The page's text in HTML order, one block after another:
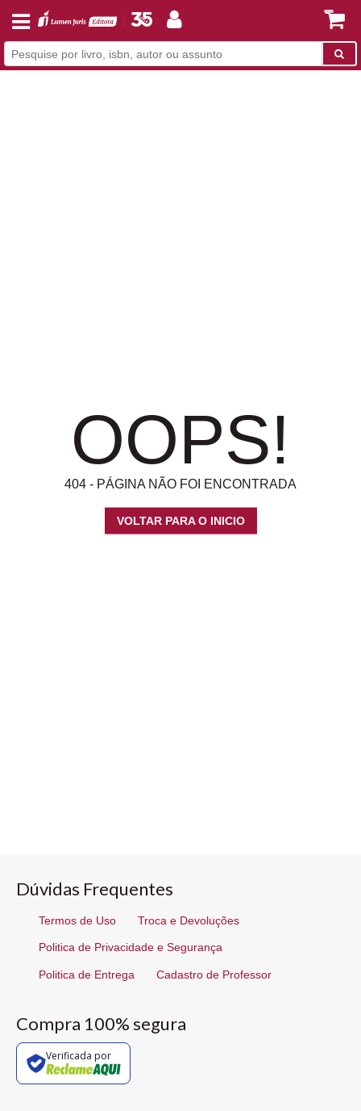
OOPS!
404 - PÁGINA NÃO FOI ENCONTRADA
VOLTAR PARA O INICIO
Dúvidas Frequentes
Termos de Uso Troca e Devoluções
Politica de Privacidade e Segurança
Politica de Entrega Cadastro de Professor
Compra 100% segura
Verificada por